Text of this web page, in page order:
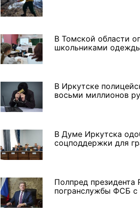
В Томской области
школьниками
В Иркутске
восьми миллионов
В Думе Иркутска
соцподдержки для
Полпред
погранслужбы ФСБ с